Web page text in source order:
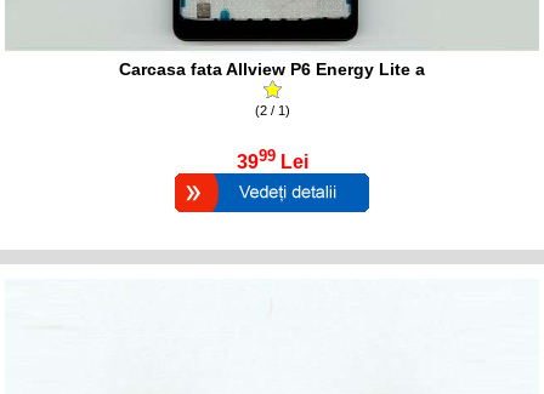
Carcasa fata Allview P6 Energy Lite a
(2 / 1)
3999 Lei